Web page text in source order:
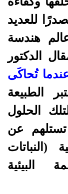
للعديد
هندسة
الدكتور
تُحاكَى
الطبيعة
الحلول
تستلهم عن
(النباتات
البيئية